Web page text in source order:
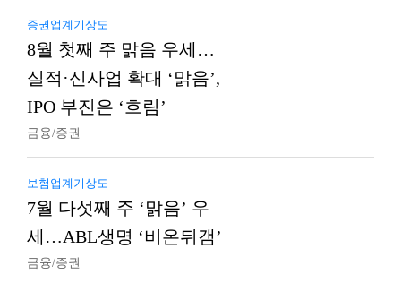
증권업계기상도
8월 첫째 주 맑음 우세…
실적·신사업 확대 ‘맑음’,
IPO 부진은 ‘흐림’
금융/증권
보험업계기상도
7월 다섯째 주 ‘맑음’ 우
세…ABL생명 ‘비온뒤갬’
금융/증권